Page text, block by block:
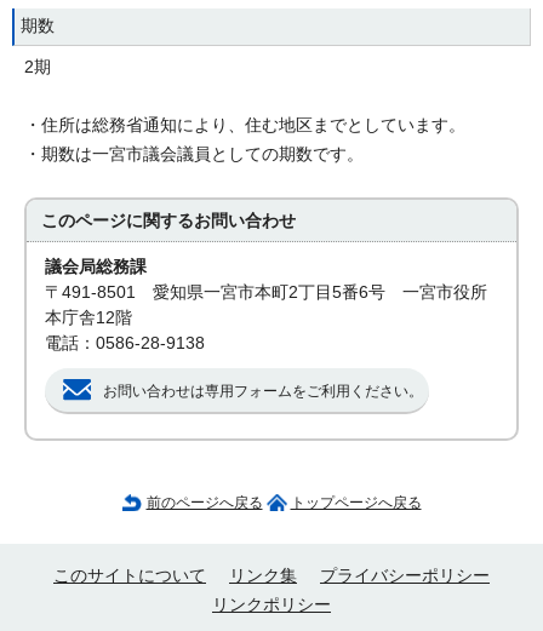
期数
2期
・住所は総務省通知により、住む地区までとしています。
・期数は一宮市議会議員としての期数です。
このページに関するお問い合わせ
議会局総務課
〒491-8501 愛知県一宮市本町2丁目5番6号 一宮市役所
本庁舎12階
電話：0586-28-9138
お問い合わせは専用フォームをご利用ください。
前のページへ戻る トップページへ戻る
このサイトについて リンク集
プライバシーポリシー
リンクポリシー